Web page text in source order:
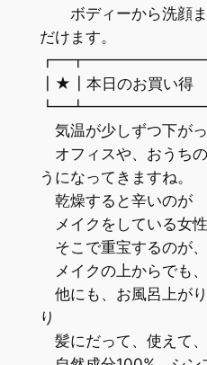
ボディーから洗顔ま
だけます。
┃★┃本日のお買い
気温が少しずつ下が
オフィスや、おうち
うになってきますね。
乾燥すると辛いのが
メイクをしている女
そこで重宝するのが
メイクの上からでも
他にも、お風呂上が
り
髪にだって、使えて、